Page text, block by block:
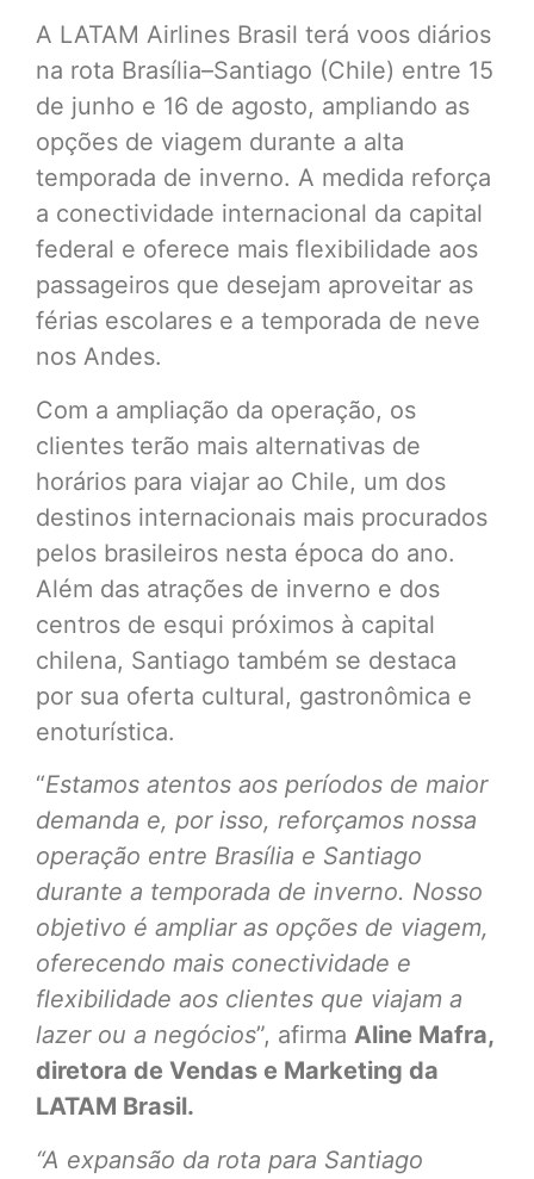
A LATAM Airlines Brasil terá voos diários
na rota Brasília–Santiago (Chile) entre 15
de junho e 16 de agosto, ampliando as
opções de viagem durante a alta
temporada de inverno. A medida reforça
a conectividade internacional da capital
federal e oferece mais flexibilidade aos
passageiros que desejam aproveitar as
férias escolares e a temporada de neve
nos Andes.
Com a ampliação da operação, os
clientes terão mais alternativas de
horários para viajar ao Chile, um dos
destinos internacionais mais procurados
pelos brasileiros nesta época do ano.
Além das atrações de inverno e dos
centros de esqui próximos à capital
chilena, Santiago também se destaca
por sua oferta cultural, gastronômica e
enoturística.
“Estamos atentos aos períodos de maior
demanda e, por isso, reforçamos nossa
operação entre Brasília e Santiago
durante a temporada de inverno. Nosso
objetivo é ampliar as opções de viagem,
oferecendo mais conectividade e
flexibilidade aos clientes que viajam a
lazer ou a negócios”, afirma Aline Mafra,
diretora de Vendas e Marketing da
LATAM Brasil.
“A expansão da rota para Santiago